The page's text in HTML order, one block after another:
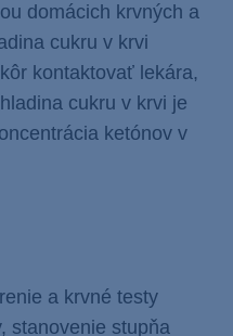
domácich krvných a
cukru v krvi
kontaktovať lekára,
cukru v krvi je
ketónov v
a krvné testy
stanovenie stupňa